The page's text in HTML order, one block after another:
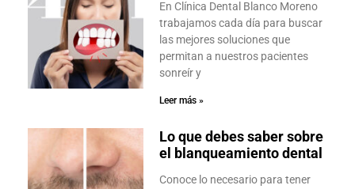
En Clínica Dental Blanco Moreno
trabajamos cada día para buscar
las mejores soluciones que
permitan a nuestros pacientes
sonreír y
Leer más »
Lo que debes saber sobre
el blanqueamiento dental
Conoce lo necesario para tener